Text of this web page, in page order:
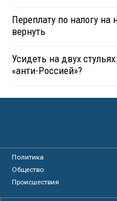
Переплату по налогу
вернуть
Усидеть на двух
«анти-Россией»?
Политика
Общество
Происшествия